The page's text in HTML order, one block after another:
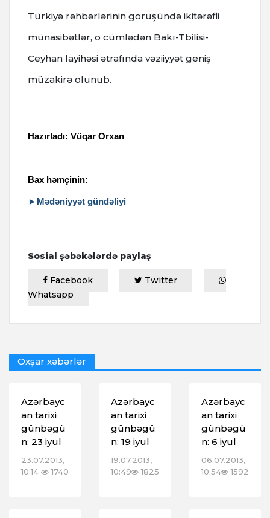
Türkiyə rəhbərlərinin görüşündə ikitərəfli
münasibətlər, o cümlədən Bakı-Tbilisi-
Ceyhan layihəsi ətrafında vəziiyyət geniş
müzakirə olunub.
Hazırladı: Vüqar Orxan
Bax həmçinin:
►Mədəniyyət gündəliyi
Sosial şəbəkələrdə paylaş
Facebook
Twitter
Whatsapp
Oxşar xəbərlər
Azərbayc
an tarixi
günbəgü
n: 23 iyul
23.07.2013,
10:14
1740
Azərbayc
an tarixi
günbəgü
n: 19 iyul
19.07.2013,
10:49
1825
Azərbayc
an tarixi
günbəgü
n: 6 iyul
06.07.2013,
10:54
1592